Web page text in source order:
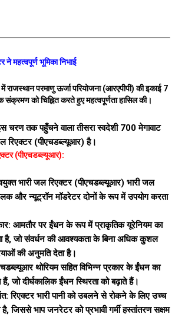
ने महत्वपूर्ण भूमिका निभाई
राजस्थान परमाणु ऊर्जा परियोजना (आरएपीपी) की इकाई 7
संक्रमण को चिह्नित करते हुए महत्वपूर्णता हासिल की।
चरण तक पहुँचने वाला तीसरा स्वदेशी 700 मेगावाट
रिएक्टर (पीएचडब्ल्यूआर) है।
(पीएचडब्ल्यूआर):
भारी जल रिएक्टर (पीएचडब्ल्यूआर) भारी जल
और न्यूट्रॉन मॉडरेटर दोनों के रूप में उपयोग करता
आमतौर पर ईंधन के रूप में प्राकृतिक यूरेनियम का
है, जो संवर्धन की आवश्यकता के बिना अधिक कुशल
की अनुमति देता है।
थोरियम सहित विभिन्न प्रकार के ईंधन का
जो दीर्घकालिक ईंधन स्थिरता को बढ़ाते हैं।
रिएक्टर भारी पानी को उबलने से रोकने के लिए उच्च
है, जिससे भाप जनरेटर को प्रभावी गर्मी हस्तांतरण सक्षम